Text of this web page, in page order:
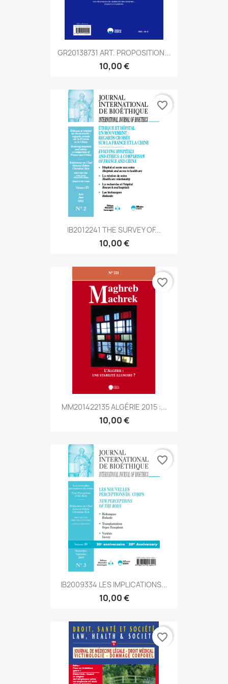
GR20138731 ART. PROPOSITION...
10,00 €
IB2012241 THE SURVEY OF...
10,00 €
favorite_border
MM201422135 ALGÉRIE 2015 :...
10,00 €
favorite_border
IB2009334 LES IMPLICATIONS...
10,00 €
favorite_border
favorite_border